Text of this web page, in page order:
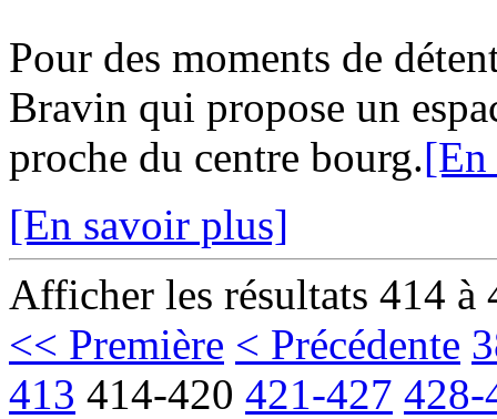
Pour des moments de
Bravin qui propose un
proche du centre bourg.[En
[En savoir plus]
Afficher les résultats 414 à
<< Première < Précédente
413 414-420 421-427 428-